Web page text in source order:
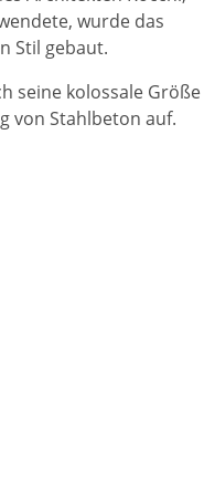
wurde das
Stil gebaut.
seine kolossale Größe
von Stahlbeton auf.